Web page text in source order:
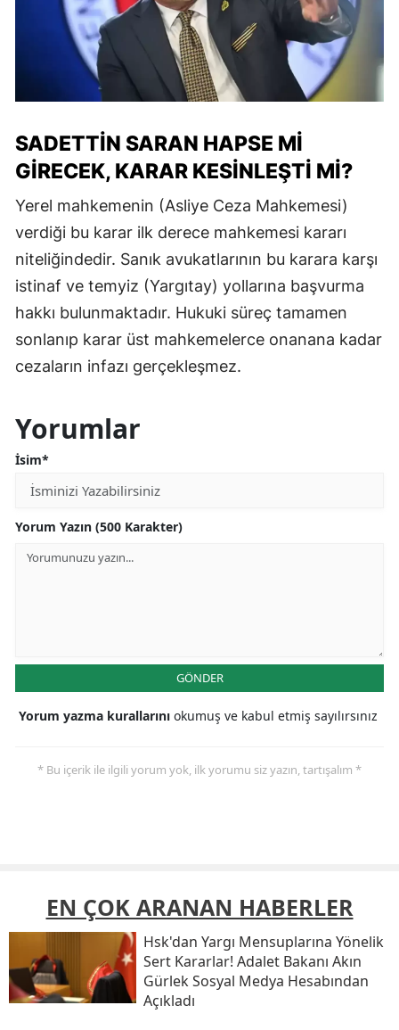
SADETTIN SARAN HAPSE MI
GIRECEK, KARAR KESINLEŞTI MI?
Yerel mahkemenin (Asliye Ceza Mahkemesi)
verdiği bu karar ilk derece mahkemesi kararı
niteliğindedir. Sanık avukatlarının bu karara karşı
istinaf ve temyiz (Yargıtay) yollarına başvurma
hakkı bulunmaktadır. Hukuki süreç tamamen
sonlanıp karar üst mahkemelerce onanana kadar
cezaların infazı gerçekleşmez.
Yorumlar
İsim*
Yorum Yazın (500 Karakter)
GÖNDER
Yorum yazma kurallarını okumuş ve kabul etmiş sayılırsınız
* Bu içerik ile ilgili yorum yok, ilk yorumu siz yazın, tartışalım *
EN ÇOK ARANAN HABERLER
Hsk'dan Yargı Mensuplarına Yönelik
Sert Kararlar! Adalet Bakanı Akın
Gürlek Sosyal Medya Hesabından
Açıkladı